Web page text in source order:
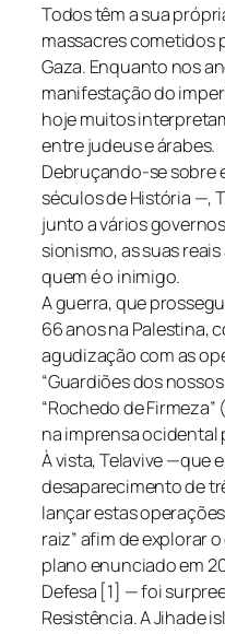
Todos têm a sua
massacres cometidos
Gaza. Enquanto nos
manifestação do
hoje muitos
entre judeus e árabes.
Debruçando-se
séculos de História —,
junto a vários
sionismo, as suas
quem é o inimigo.
A guerra, que
66 anos na Palestina,
agudização com as
“Guardiões dos
“Rochedo de
na imprensa ocidental
À vista, Telavive —que
desaparecimento de
lançar estas
raiz” afim de explorar
plano enunciado em
Defesa [1] — foi
Resistência. A Jihade